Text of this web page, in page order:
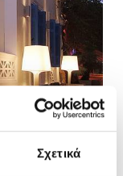
Σχετικά